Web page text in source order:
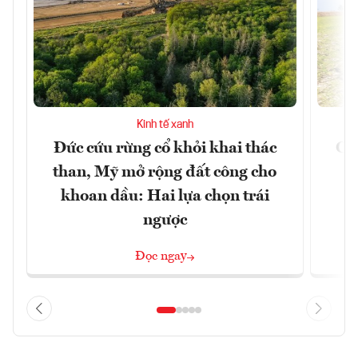
Kinh tế xanh
Đức cứu rừng cổ khỏi khai thác
than, Mỹ mở rộng đất công cho
khoan dầu: Hai lựa chọn trái
ngược
Đọc ngay